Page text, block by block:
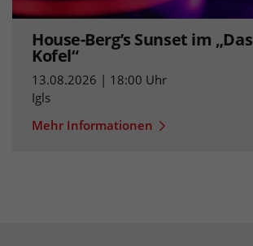
House-Berg’s Sunset im „Das
Kofel“
13.08.2026 | 18:00 Uhr
Igls
Mehr Informationen